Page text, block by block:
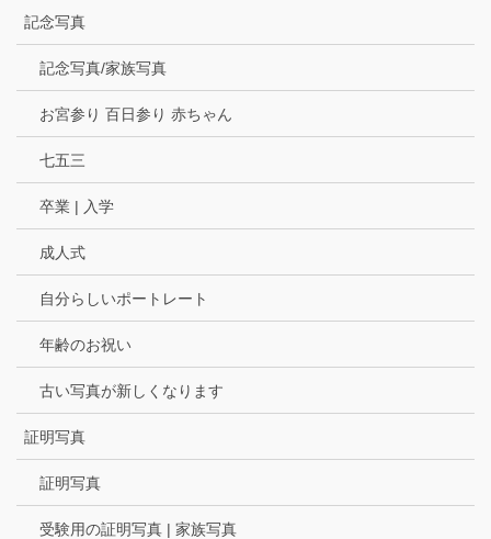
記念写真
記念写真/家族写真
お宮参り 百日参り 赤ちゃん
七五三
卒業 | 入学
成人式
自分らしいポートレート
年齢のお祝い
古い写真が新しくなります
証明写真
証明写真
受験用の証明写真 | 家族写真